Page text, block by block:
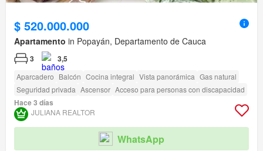
$ 520.000.000
Apartamento in Popayán, Departamento de Cauca
3 3,5
Aparcadero Balcón Cocina integral Vista panorámica Gas natural
Seguridad privada Ascensor Acceso para personas con discapacidad
Hace 3 días
JULIANA REALTOR
WhatsApp